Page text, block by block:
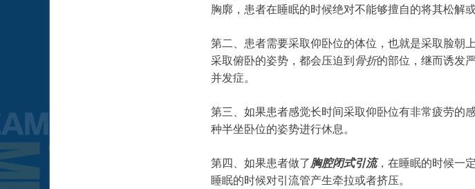
胸廓，患者在睡眠的时候绝对不能够擅自的将其松解或
第二、患者需要采取仰卧位的体位，也就是采取脸朝
采取俯卧的姿势，都会压迫到骨折的部位，继而诱发
并发症。
第三、如果患者感觉长时间采取仰卧位有非常疲劳的
种半坐卧位的姿势进行休息。
第四、如果患者做了胸腔闭式引流，在睡眠的时候一
睡眠的时候对引流管产生牵拉或者挤压。